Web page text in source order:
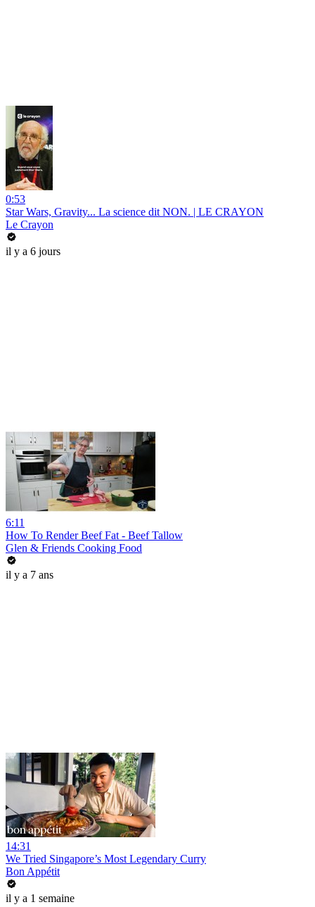
0:53
Star Wars, Gravity... La science dit NON. | LE CRAYON
Le Crayon
il y a 6 jours
6:11
How To Render Beef Fat - Beef Tallow
Glen & Friends Cooking Food
il y a 7 ans
14:31
We Tried Singapore’s Most Legendary Curry
Bon Appétit
il y a 1 semaine